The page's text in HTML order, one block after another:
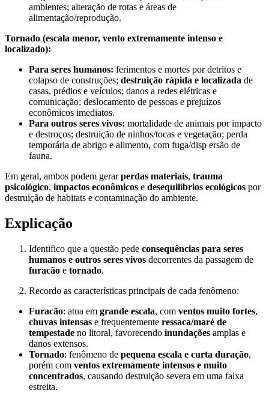
ambientes; alteração de rotas e áreas de
alimentação/reprodução.
Tornado (escala menor, vento extremamente intenso e
localizado):
Para seres humanos: ferimentos e mortes por detritos e
colapso de construções; destruição rápida e localizada de
casas, prédios e veículos; danos a redes elétricas e
comunicação; deslocamento de pessoas e prejuízos
econômicos imediatos.
Para outros seres vivos: mortalidade de animais por impacto
e destroços; destruição de ninhos/tocas e vegetação; perda
temporária de abrigo e alimento, com fuga/disp ersão de
fauna.
Em geral, ambos podem gerarperdas materiais, trauma
psicológico, impactos econômicos e desequilíbrios ecológicos por
destruição de habitats e contaminação do ambiente.
Explicação
Identifico que a questão pede consequências para seres
humanos e outros seres vivos decorrentes da passagem de
furacão e tornado.
Recordo as características principais de cada fenômeno:
Furacão: atua em grande escala, com ventos muito fortes,
chuvas intensas e frequentemente ressaca/maré de
tempestade no litoral, favorecendo inundações amplas e
danos extensos.
Tornado: fenômeno de pequena escala e curta duração,
porém com ventos extremamente intensos e muito
concentrados, causando destruição severa em uma faixa
estreita.